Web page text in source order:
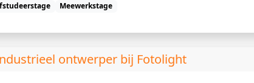
Meewerkstage
ontwerper bij Fotolight